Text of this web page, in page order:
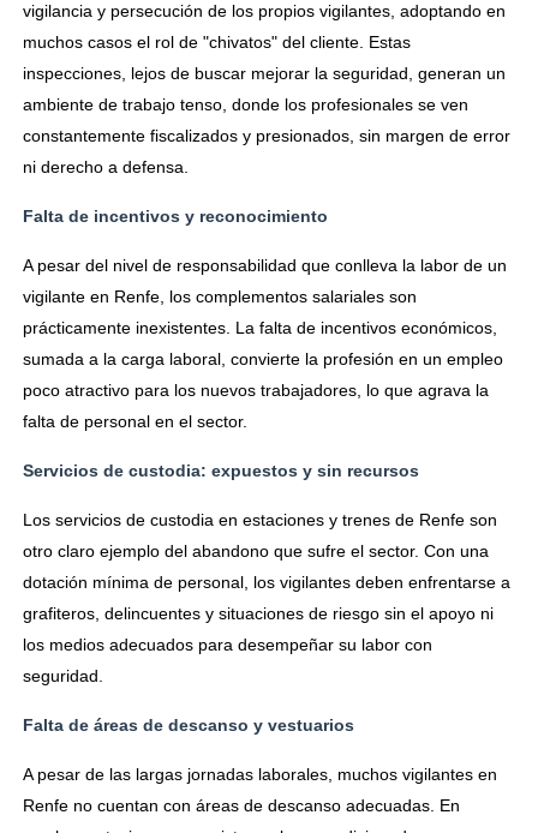
vigilancia y persecución de los propios vigilantes, adoptando en
muchos casos el rol de "chivatos" del cliente. Estas
inspecciones, lejos de buscar mejorar la seguridad, generan un
ambiente de trabajo tenso, donde los profesionales se ven
constantemente fiscalizados y presionados, sin margen de error
ni derecho a defensa.
Falta de incentivos y reconocimiento
A pesar del nivel de responsabilidad que conlleva la labor de un
vigilante en Renfe, los complementos salariales son
prácticamente inexistentes. La falta de incentivos económicos,
sumada a la carga laboral, convierte la profesión en un empleo
poco atractivo para los nuevos trabajadores, lo que agrava la
falta de personal en el sector.
Servicios de custodia: expuestos y sin recursos
Los servicios de custodia en estaciones y trenes de Renfe son
otro claro ejemplo del abandono que sufre el sector. Con una
dotación mínima de personal, los vigilantes deben enfrentarse a
grafiteros, delincuentes y situaciones de riesgo sin el apoyo ni
los medios adecuados para desempeñar su labor con
seguridad.
Falta de áreas de descanso y vestuarios
A pesar de las largas jornadas laborales, muchos vigilantes en
Renfe no cuentan con áreas de descanso adecuadas. En